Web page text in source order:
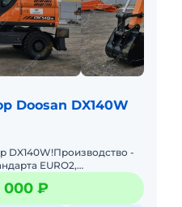
Doosan DX140W
DX140W!Производство -
EURO2,
гидролинияРабочий вес,
000 ₽